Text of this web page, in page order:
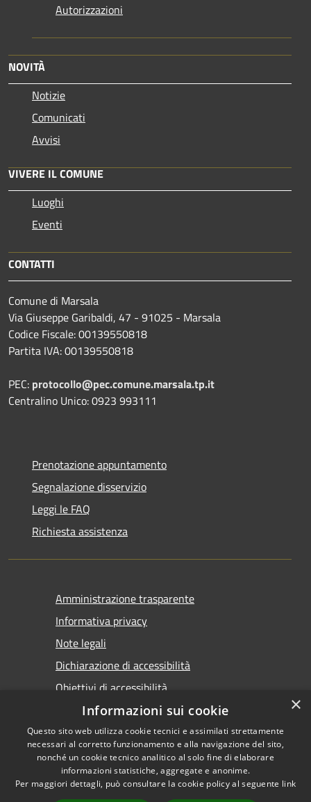
Autorizzazioni
NOVITÀ
Notizie
Comunicati
Avvisi
VIVERE IL COMUNE
Luoghi
Eventi
CONTATTI
Comune di Marsala
Via Giuseppe Garibaldi, 47 - 91025 - Marsala
Codice Fiscale: 00139550818
Partita IVA: 00139550818
PEC: protocollo@pec.comune.marsala.tp.it
Centralino Unico: 0923 993111
Prenotazione appuntamento
Segnalazione disservizio
Leggi le FAQ
Richiesta assistenza
Amministrazione trasparente
Informativa privacy
Note legali
Dichiarazione di accessibilità
Obiettivi di accessibilità
Accessibilità
Copyright © 2026 • Comune di
Marsala • Powered by
×
Informazioni sui cookie
Questo sito web utilizza cookie tecnici e assimilati strettamente
necessari al corretto funzionamento e alla navigazione del sito,
nonché un cookie tecnico analitico al solo fine di elaborare
informazioni statistiche, aggregate e anonime.
Per maggiori dettagli, può consultare la cookie policy al seguente link